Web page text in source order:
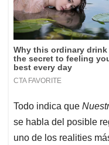
Todo indica que
se habla del posible
uno de los realities